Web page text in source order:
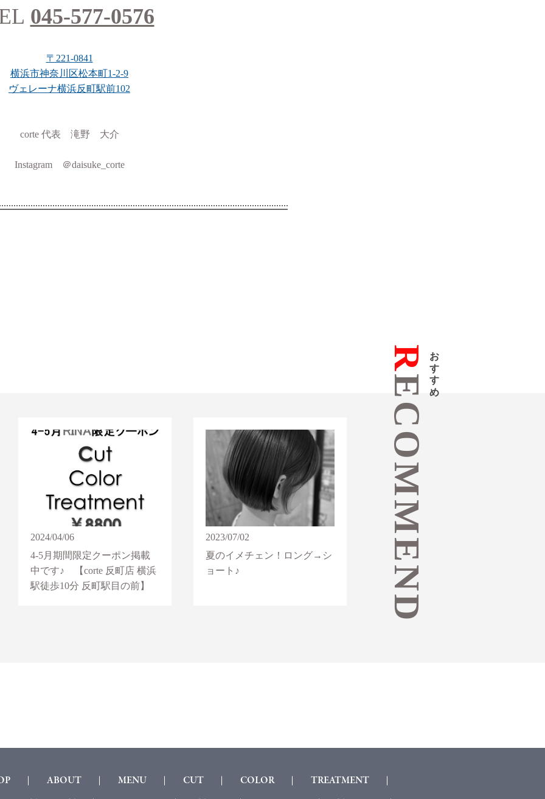
045-577-0576
〒221-0841
横浜市神奈川区松本町1-2-9
ヴェレーナ横浜反町駅前102
corte 代表 滝野 大介
Instagram ＠daisuke_corte
おすすめ
R
ECOMMEND
2024/04/06
4-5月期間限定クーポン掲載
中です♪ 【corte 反町店 横浜
駅徒歩10分 反町駅目の前】
2023/07/02
夏のイメチェン！ロング→シ
ョート♪
ABOUT MENU CUT COLOR TREATMENT